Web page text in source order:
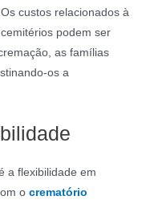
custos relacionados à
podem ser
as famílias
os a
a flexibilidade em
o crematório